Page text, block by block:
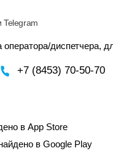
Telegram
диспетчера,
+7 (8453) 70-50-70
в App Store
в Google Play